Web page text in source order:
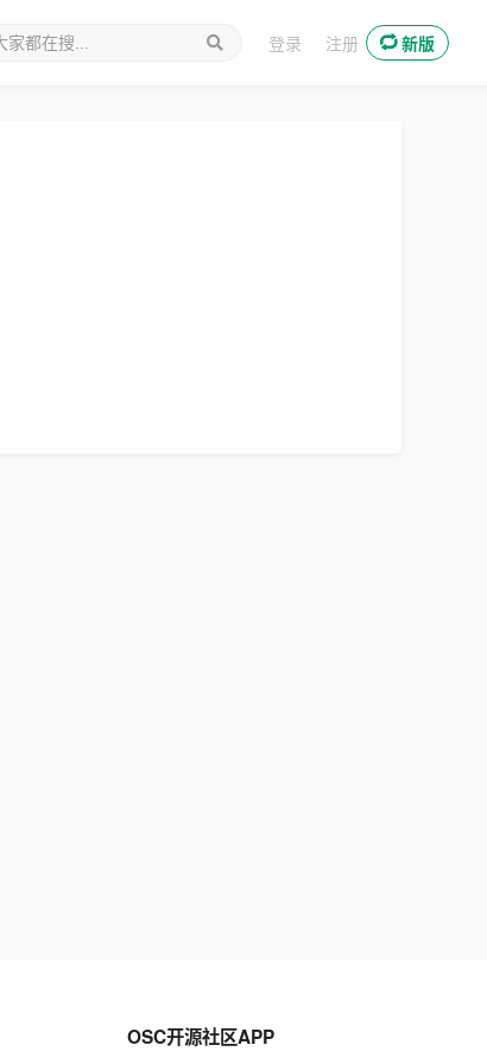
新媒体 登录 注册 新版
OSC开源社区APP